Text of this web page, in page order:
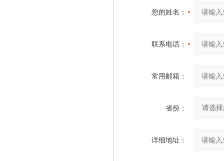
您的姓名：
联系电话：
常用邮箱：
省份：
详细地址：